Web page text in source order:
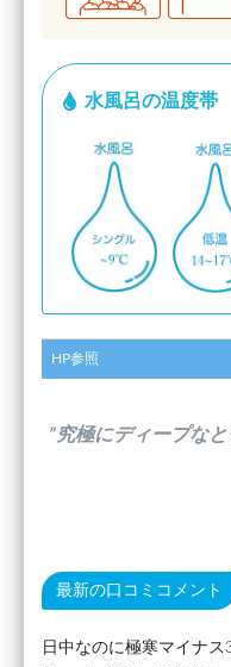
水風呂の温度帯
HP参照
”究極にディープな
最新の口コミコメント
日中なのに極寒マイナ